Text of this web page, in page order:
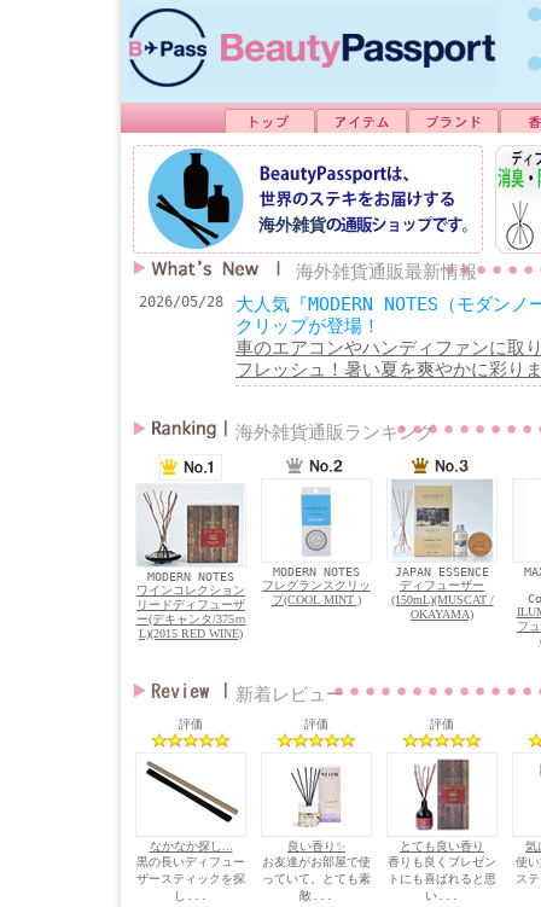
海外雑貨
海外雑貨通販最新情報
2026/05/28
大人気『MODERN NOTES（モダン
クリップが登場！
車のエアコンやハンディファンに取
フレッシュ！暑い夏を爽やかに彩り
海外雑貨通販ランキング
MODERN NOTES
ワインコレクション
リードディフューザ
ー(デキャンタ/375ｍ
L)(2015 RED WINE)
MODERN NOTES
フレグランスクリッ
プ(COOL MINT )
JAPAN ESSENCE
ディフューザー
(150mL)(MUSCAT /
OKAYAMA)
フ
新着レビュー
評価
なかなか探し...
黒の長いディフュー
ザースティックを探
し...
評価
良い香り✨
お友達がお部屋で使
っていて、とても素
敵...
評価
とても良い香り
香りも良くプレゼン
トにも喜ばれると思
い...
気
使
ス